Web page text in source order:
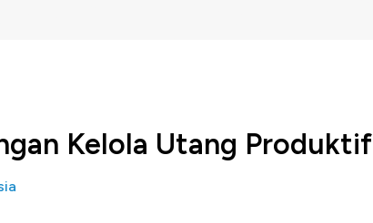
Kelola Utang Produktif